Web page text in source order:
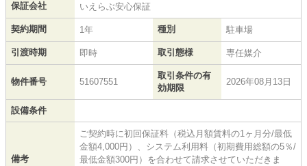
保証会社 いえらぶ安心保証
契約期間 1年 種別 駐車場
引渡時期 即時 取引態様 専任媒介
物件番号 51607551
取引条件の有
効期限
2026年08月13日
設備条件
備考
ご契約時に初回保証料（税込月額賃料の1ヶ月分/最低
金額4,000円）、システム利用料（初期費用総額の5％/
最低金額300円）を合わせて請求させていただきま